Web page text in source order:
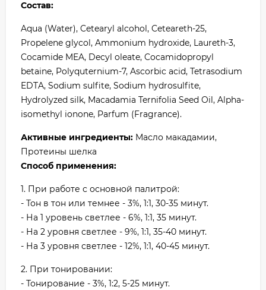
Состав:
Aqua (Water), Cetearyl alcohol, Ceteareth-25,
Propelene glycol, Ammonium hydroxide, Laureth-3,
Cocamide MEA, Decyl oleate, Cocamidopropyl
betaine, Polyquternium-7, Ascorbic acid, Tetrasodium
EDTA, Sodium sulfite, Sodium hydrosulfite,
Hydrolyzed silk, Macadamia Ternifolia Seed Oil, Alpha-
isomethyl ionone, Parfum (Fragrance).
Активные ингредиенты: Масло макадамии,
Протеины шелка
Способ применения:
1. При работе с основной палитрой:
- Тон в тон или темнее - 3%, 1:1, 30-35 минут.
- На 1 уровень светлее - 6%, 1:1, 35 минут.
- На 2 уровня светлее - 9%, 1:1, 35-40 минут.
- На 3 уровня светлее - 12%, 1:1, 40-45 минут.
2. При тонировании:
- Тонирование - 3%, 1:2, 5-25 минут.